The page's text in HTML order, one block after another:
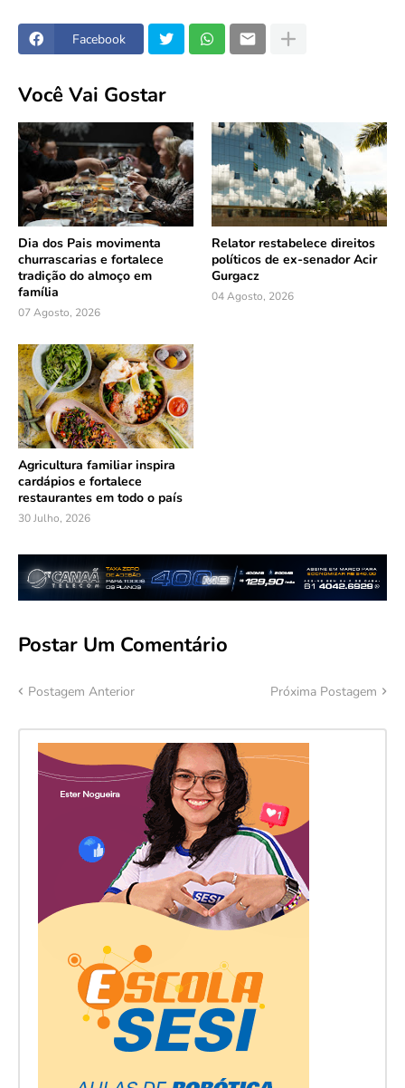
Facebook
Você Vai Gostar
Dia dos Pais movimenta
churrascarias e fortalece
tradição do almoço em
família
07 Agosto, 2026
Relator restabelece direitos
políticos de ex-senador Acir
Gurgacz
04 Agosto, 2026
Agricultura familiar inspira
cardápios e fortalece
restaurantes em todo o país
30 Julho, 2026
Postar Um Comentário
Postagem Anterior Próxima Postagem